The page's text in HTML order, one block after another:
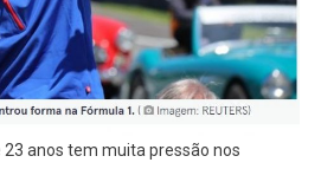
anos tem muita pressão nos